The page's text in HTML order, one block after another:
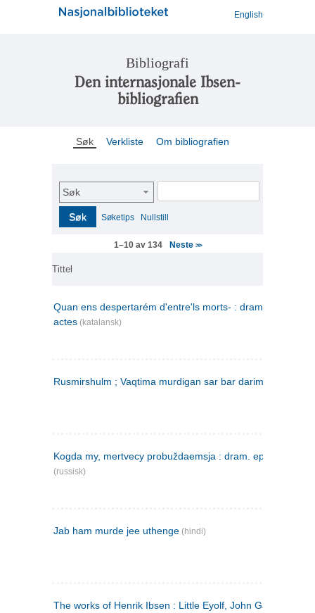
English
Bibliografi
Den internasjonale Ibsen-
bibliografien
Søk Verkliste Om bibliografien
Søk
Søk Søketips Nullstill
1–10 av 134 Neste >>
Tittel
Quan ens despertarém d'entre'ls morts- : drama en tres
actes (katalansk)
Rusmirshulm ; Vaqtima murdigan sar bar darim
Kogda my, mertvecy probuždaemsja : dram. epilog v 3 d
(russisk)
Jab ham murde jee uthenge (hindi)
The works of Henrik Ibsen : Little Eyolf, John Gabriel